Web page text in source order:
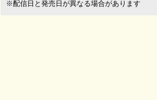
※配信日と発売日が異なる場合があります